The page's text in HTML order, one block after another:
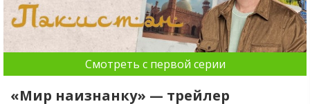
Смотреть с первой серии
«Мир наизнанку» — трейлер